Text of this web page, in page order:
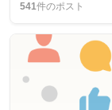
541件のポスト